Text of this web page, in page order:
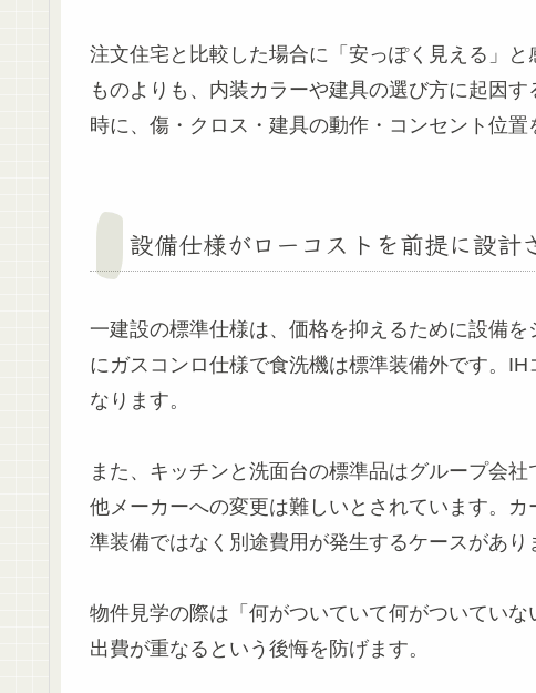
注文住宅と比較した場合に「安っぽく見える」
ものよりも、内装カラーや建具の選び方に起因
時に、傷・クロス・建具の動作・コンセント位置
設備仕様がローコストを前提に設計
一建設の標準仕様は、価格を抑えるために設備
にガスコンロ仕様で食洗機は標準装備外です。
なります。
また、キッチンと洗面台の標準品はグループ会
他メーカーへの変更は難しいとされています。
準装備ではなく別途費用が発生するケースがあり
物件見学の際は「何がついていて何がついてい
出費が重なるという後悔を防げます。